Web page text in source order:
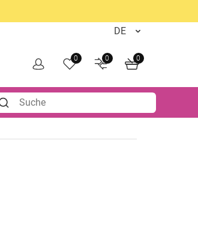
0 0 0